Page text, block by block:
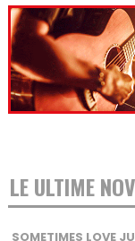
LE ULTIME
SOMETIMES LOVE